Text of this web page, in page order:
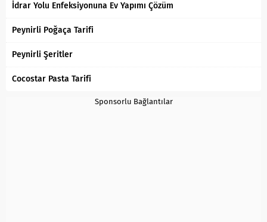
İdrar Yolu Enfeksiyonuna Ev Yapımı Çözüm
Peynirli Poğaça Tarifi
Peynirli Şeritler
Cocostar Pasta Tarifi
Sponsorlu Bağlantılar